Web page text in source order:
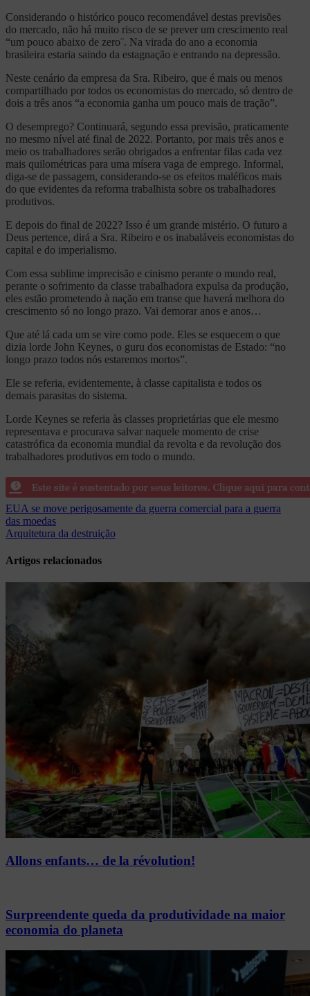
Considerando o histórico pouco recomendável destas previsões
do mercado, não há muito risco de se prever um crescimento real
“um pouco abaixo de zero¨. Na virada do ano a economia
brasileira estaria saindo da estagnação e entrando na depressão.
Neste cenário da empresa da Sra. Ribeiro, que é mais ou menos
compartilhado por todos os economistas do mercado, só dentro de
dois a três anos “a economia ganha um pouco mais de tração”.
O desemprego? Continuará, segundo essa previsão, praticamente
no mesmo nível até final de 2022. Portanto, por mais três anos e
meio os trabalhadores serão obrigados a enfrentar filas cada vez
mais quilométricas para uma mísera vaga de emprego. Informal,
diga-se de passagem, considerando-se os efeitos maléficos mais
do que evidentes da reforma trabalhista sobre os trabalhadores
produtivos.
E depois do final de 2022? Isso é um grande mistério. O futuro a
Deus pertence, dirá a Sra. Ribeiro e os inabaláveis economistas do
capital e do imperialismo.
Com essa sublime imprecisão e cinismo perante o mundo real,
perante o sofrimento da classe trabalhadora expulsa da produção,
eles estão prometendo à nação em transe que haverá melhora do
crescimento só no longo prazo. Vai demorar anos e anos…
Que até lá cada um se vire como pode. Eles se esquecem o que
dizia lorde John Keynes, o guru dos economistas de Estado: “no
longo prazo todos nós estaremos mortos”.
Ele se referia, evidentemente, à classe capitalista e todos os
demais parasitas do sistema.
Lorde Keynes se referia às classes proprietárias que ele mesmo
representava e procurava salvar naquele momento de crise
catastrófica da economia mundial da revolta e da revolução dos
trabalhadores produtivos em todo o mundo.
Navegação
de
EUA se move perigosamente da guerra comercial para a guerra
das moedas
Arquitetura da destruição
Artigos relacionados
Allons enfants… de la révolution!
Surpreendente queda da produtividade na maior
economia do planeta